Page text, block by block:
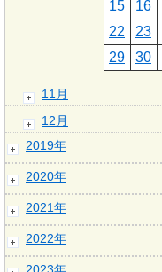
15
16
22
23
29
30
11月
12月
2019年
2020年
2021年
2022年